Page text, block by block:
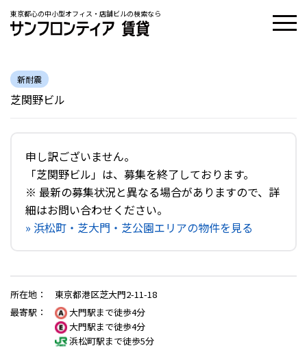
東京都心の中小型オフィス・店舗ビルの検索なら
新耐震
芝関野ビル
申し訳ございません。
「芝関野ビル」は、募集を終了しております。
※ 最新の募集状況と異なる場合がありますので、詳
細はお問い合わせください。
» 浜松町・芝大門・芝公園エリアの物件を見る
所在地 ：
東京都港区芝大門2-11-18
最寄駅 ：
大門駅まで徒歩4分
大門駅まで徒歩4分
浜松町駅まで徒歩5分